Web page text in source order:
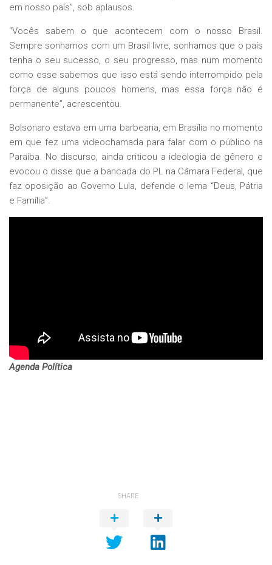
em nosso país”, sob aplausos.
“Vocês sabem o que acontecem com o nosso Brasil.
Sempre sonhamos com um Brasil livre, sonhamos que o país
tenha o seu sucesso, o seu progresso, mas num momento
como esse sabemos que isso está sendo interrompido pela
força de alguns poucos homens, mas essa força não é
permanente”, acrescentou.
Bolsonaro estava em uma barbearia, em Brasília no momento
em que fez uma videochamada para falar com o público na
Paraíba. No discurso, ainda criticou a ideologia de gênero e
evocou o disse que a bancada do PL na Câmara Federal, que
faz oposição ao Governo Lula, defende o lema “Deus, Pátria
e Família”.
Agenda Política
SHARE